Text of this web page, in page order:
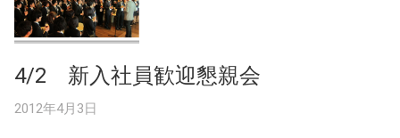
4/2 新入社員歓迎懇親会
2012年4月3日